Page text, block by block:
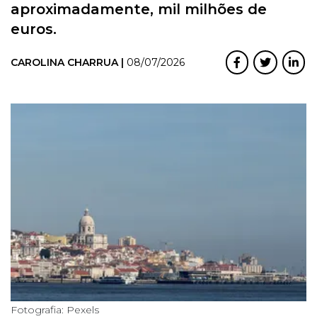
aproximadamente, mil milhões de
euros.
CAROLINA CHARRUA | 08/07/2026
Fotografia: Pexels